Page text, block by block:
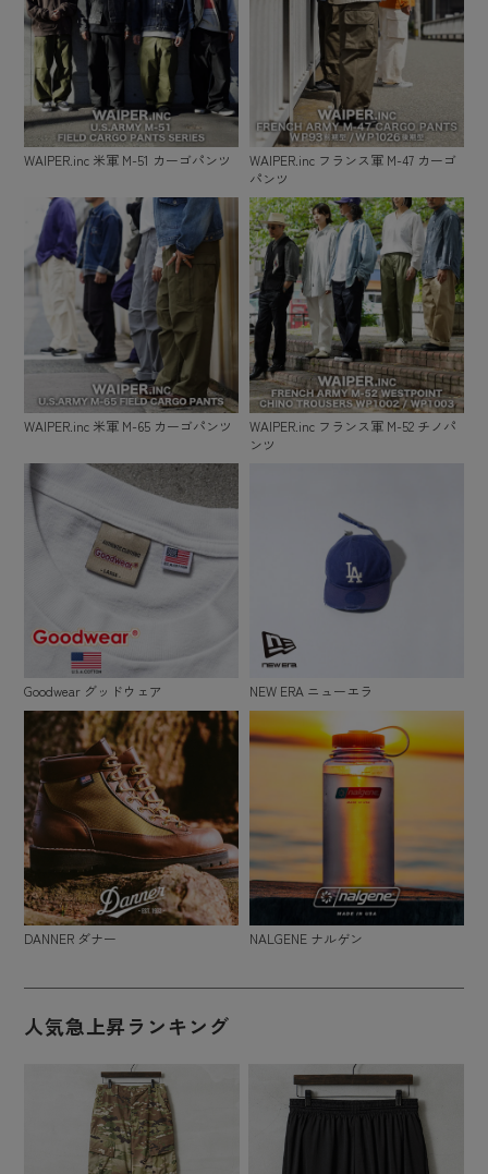
WAIPER.inc 米軍 M-51 カーゴパンツ
WAIPER.inc フランス軍 M-47 カーゴ
パンツ
WAIPER.inc 米軍 M-65 カーゴパンツ
WAIPER.inc フランス軍 M-52 チノパ
ンツ
Goodwear グッドウェア NEW ERA ニューエラ
DANNER ダナー NALGENE ナルゲン
人気急上昇ランキング